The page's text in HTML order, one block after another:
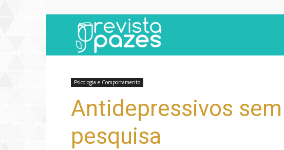
Psicologia e Comportamento
Antidepressivos
pesquisa